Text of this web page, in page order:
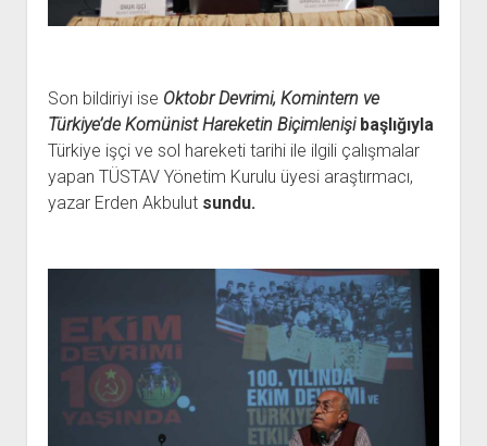
Son bildiriyi ise Oktobr Devrimi, Komintern ve
Türkiye’de Komünist Hareketin Biçimlenişi başlığıyla
Türkiye işçi ve sol hareketi tarihi ile ilgili çalışmalar
yapan TÜSTAV Yönetim Kurulu üyesi araştırmacı,
yazar Erden Akbulut sundu.